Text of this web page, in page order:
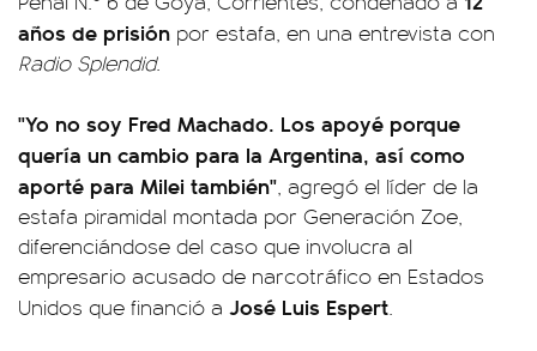
años de prisión por estafa, en una entrevista con
Radio Splendid.
"Yo no soy Fred Machado. Los apoyé porque
quería un cambio para la Argentina, así como
aporté para Milei también", agregó el líder de la
estafa piramidal montada por Generación Zoe,
diferenciándose del caso que involucra al
empresario acusado de narcotráfico en Estados
Unidos que financió a José Luis Espert.